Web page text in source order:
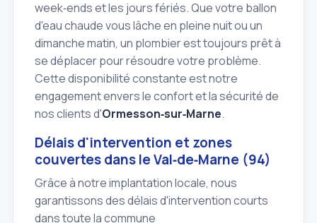
week‑ends et les jours fériés. Que votre ballon
d'eau chaude vous lâche en pleine nuit ou un
dimanche matin, un plombier est toujours prêt à
se déplacer pour résoudre votre problème.
Cette disponibilité constante est notre
engagement envers le confort et la sécurité de
nos clients d'Ormesson‑sur‑Marne.
Délais d'intervention et zones
couvertes dans le Val‑de‑Marne (94)
Grâce à notre implantation locale, nous
garantissons des délais d'intervention courts
dans toute la commune